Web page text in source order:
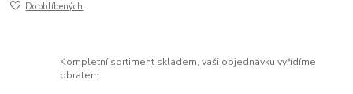
Do oblíbených
Kompletní sortiment skladem, vaši objednávku vyřídíme
obratem.